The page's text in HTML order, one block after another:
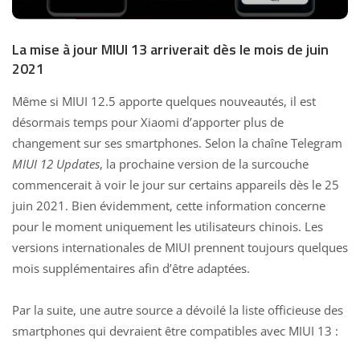
La mise à jour MIUI 13 arriverait dès le mois de juin
2021
Même si MIUI 12.5 apporte quelques nouveautés, il est
désormais temps pour Xiaomi d’apporter plus de
changement sur ses smartphones. Selon la chaîne Telegram
MIUI 12 Updates, la prochaine version de la surcouche
commencerait à voir le jour sur certains appareils dès le 25
juin 2021. Bien évidemment, cette information concerne
pour le moment uniquement les utilisateurs chinois. Les
versions internationales de MIUI prennent toujours quelques
mois supplémentaires afin d’être adaptées.
Par la suite, une autre source a dévoilé la liste officieuse des
smartphones qui devraient être compatibles avec MIUI 13 :